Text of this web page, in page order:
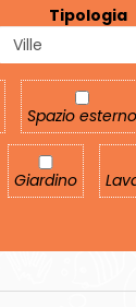
Tipologia
Spazio
Spazio esterno
Giardino
Giardino